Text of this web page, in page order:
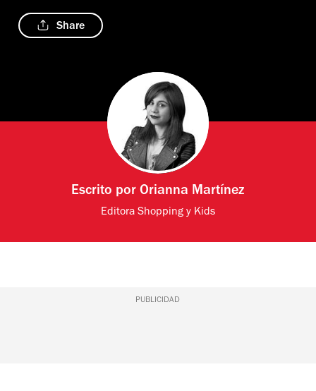
Share
Escrito porOrianna Martínez
Editora Shopping y Kids
PUBLICIDAD